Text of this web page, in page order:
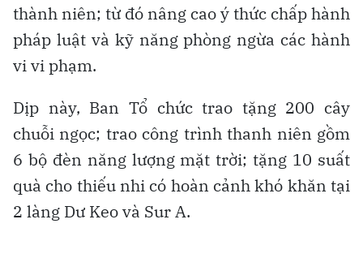
thành niên; từ đó nâng cao ý thức chấp hành
pháp luật và kỹ năng phòng ngừa các hành
vi vi phạm.
Dịp này, Ban Tổ chức trao tặng 200 cây
chuỗi ngọc; trao công trình thanh niên gồm
6 bộ đèn năng lượng mặt trời; tặng 10 suất
quà cho thiếu nhi có hoàn cảnh khó khăn tại
2 làng Dư Keo và Sur A.